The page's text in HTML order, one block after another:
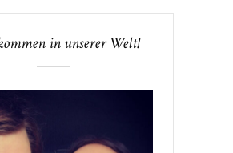
in unserer Welt!